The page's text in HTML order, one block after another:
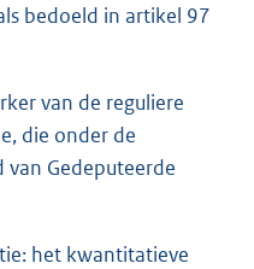
bedoeld in artikel 97
van de reguliere
die onder de
Gedeputeerde
het kwantitatieve